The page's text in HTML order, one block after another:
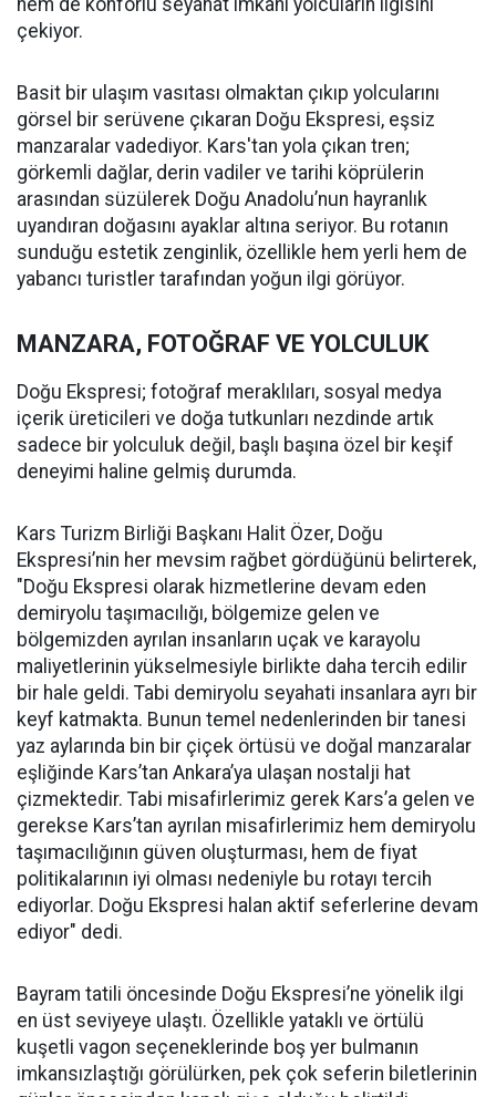
hem de konforlu seyahat imkanı yolcuların ilgisini
çekiyor.
Basit bir ulaşım vasıtası olmaktan çıkıp yolcularını
görsel bir serüvene çıkaran Doğu Ekspresi, eşsiz
manzaralar vadediyor. Kars'tan yola çıkan tren;
görkemli dağlar, derin vadiler ve tarihi köprülerin
arasından süzülerek Doğu Anadolu’nun hayranlık
uyandıran doğasını ayaklar altına seriyor. Bu rotanın
sunduğu estetik zenginlik, özellikle hem yerli hem de
yabancı turistler tarafından yoğun ilgi görüyor.
MANZARA, FOTOĞRAF VE YOLCULUK
Doğu Ekspresi; fotoğraf meraklıları, sosyal medya
içerik üreticileri ve doğa tutkunları nezdinde artık
sadece bir yolculuk değil, başlı başına özel bir keşif
deneyimi haline gelmiş durumda.
Kars Turizm Birliği Başkanı Halit Özer, Doğu
Ekspresi’nin her mevsim rağbet gördüğünü belirterek,
"Doğu Ekspresi olarak hizmetlerine devam eden
demiryolu taşımacılığı, bölgemize gelen ve
bölgemizden ayrılan insanların uçak ve karayolu
maliyetlerinin yükselmesiyle birlikte daha tercih edilir
bir hale geldi. Tabi demiryolu seyahati insanlara ayrı bir
keyf katmakta. Bunun temel nedenlerinden bir tanesi
yaz aylarında bin bir çiçek örtüsü ve doğal manzaralar
eşliğinde Kars’tan Ankara’ya ulaşan nostalji hat
çizmektedir. Tabi misafirlerimiz gerek Kars’a gelen ve
gerekse Kars’tan ayrılan misafirlerimiz hem demiryolu
taşımacılığının güven oluşturması, hem de fiyat
politikalarının iyi olması nedeniyle bu rotayı tercih
ediyorlar. Doğu Ekspresi halan aktif seferlerine devam
ediyor" dedi.
Bayram tatili öncesinde Doğu Ekspresi’ne yönelik ilgi
en üst seviyeye ulaştı. Özellikle yataklı ve örtülü
kuşetli vagon seçeneklerinde boş yer bulmanın
imkansızlaştığı görülürken, pek çok seferin biletlerinin